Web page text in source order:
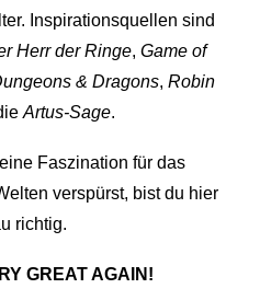
Inspirationsquellen sind
Herr der Ringe, Game of
& Dragons, Robin
Artus-Sage.
Faszination für das
verspürst, bist du hier
richtig.
GREAT AGAIN!